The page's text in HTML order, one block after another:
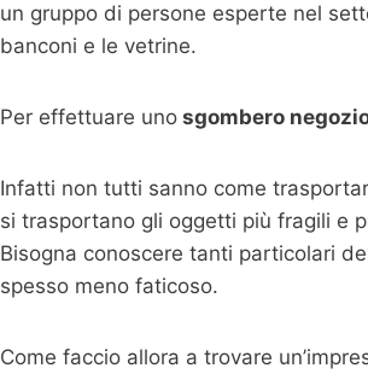
un gruppo di persone esperte nel
banconi e le vetrine.
Per effettuare uno sgombero
Infatti non tutti sanno come
si trasportano gli oggetti più fragili e
Bisogna conoscere tanti particolari
spesso meno faticoso.
Come faccio allora a trovare